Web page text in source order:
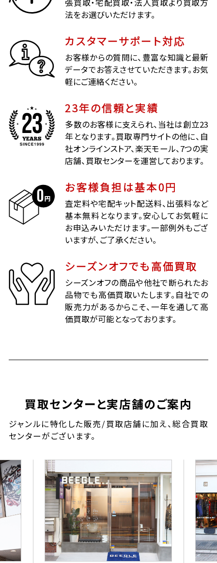
張買取・宅配買取・法人買取より買取方
法をお選びいただけます。
カスタマーサポート対応
お客様からの質問に、豊富な知識と最新
データでお答えさせていただきます。お気
軽にご連絡ください。
23年の信頼と実績
多数のお客様に支えられ、当社は創立23
年となります。買取専門サイトの他に、自
社オンラインストア、楽天モール、7つの実
店舗、買取センターを運営しております。
お客様負担は基本0円
査定料や宅配キット配送料、出張料など
基本無料となります。安心してお気軽に
お申込みいただけます。一部例外もござ
いますが、ご了承ください。
シーズンオフでも高価買取
シーズンオフの商品や他社で断られたお
品物でも高価買取いたします。自社での
販売力があるからこそ、一年を通して高
価買取が可能となっております。
買取センターと実店舗のご案内
ジャンルに特化した販売/買取店舗に加え、総合買取
センターがございます。